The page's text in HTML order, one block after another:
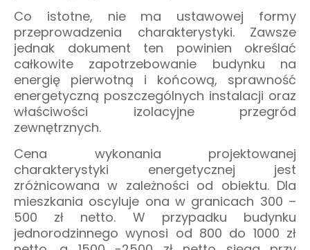
Co istotne, nie ma ustawowej formy
przeprowadzenia charakterystyki. Zawsze
jednak dokument ten powinien określać
całkowite zapotrzebowanie budynku na
energię pierwotną i końcową, sprawność
energetyczną poszczególnych instalacji oraz
właściwości izolacyjne przegród
zewnętrznych.
Cena wykonania projektowanej
charakterystyki energetycznej jest
zróżnicowana w zależności od obiektu. Dla
mieszkania oscyluje ona w granicach 300 –
500 zł netto. W przypadku budynku
jednorodzinnego wynosi od 800 do 1000 zł